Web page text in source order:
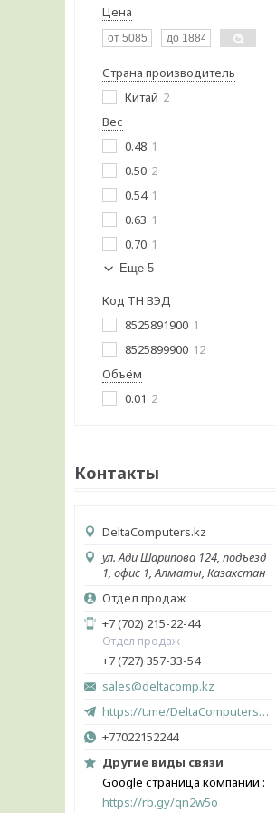
Цена
Страна производитель
Китай 2
Вес
0.48 1
0.50 2
0.54 1
0.63 1
0.70 1
Еще 5
Код ТН ВЭД
8525891900 1
8525899900 12
Объём
0.01 2
Контакты
DeltaComputers.kz
ул. Ади Шарипова 124, подъезд
1, офис 1, Алматы, Казахстан
Отдел продаж
+7 (702) 215-22-44
Отдел продаж
+7 (727) 357-33-54
sales@deltacomp.kz
https://t.me/DeltaComputers_kz
+77022152244
Другие виды связи
Google страница компании
https://rb.gy/qn2w5o